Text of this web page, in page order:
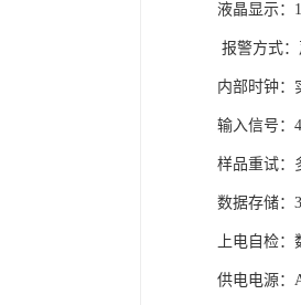
液晶显示：
报警方式
内部时钟：
输入信号：
样品重试：
数据存储：
上电自检
供电电源：